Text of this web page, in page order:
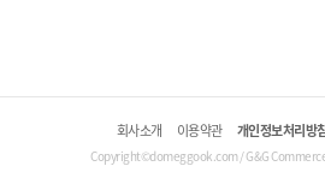
회사소개 이용약관 개인정보처리방
Copyright©domeggook.com / G&G